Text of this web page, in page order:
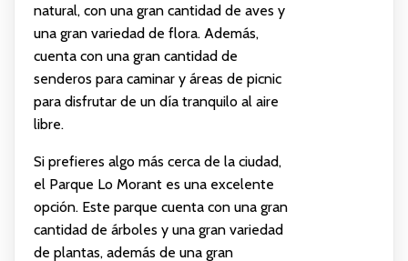
natural, con una gran cantidad de aves y
una gran variedad de flora. Además,
cuenta con una gran cantidad de
senderos para caminar y áreas de picnic
para disfrutar de un día tranquilo al aire
libre.
Si prefieres algo más cerca de la ciudad,
el Parque Lo Morant es una excelente
opción. Este parque cuenta con una gran
cantidad de árboles y una gran variedad
de plantas, además de una gran